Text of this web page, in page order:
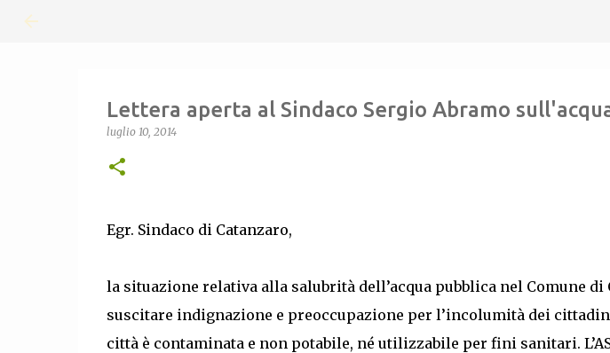
Lettera aperta al Sindaco Sergio Abramo
luglio 10, 2014
Egr. Sindaco di Catanzaro,
la situazione relativa alla salubrità dell’acqua pubblica nel Comune di
suscitare indignazione e preoccupazione per l’incolumità dei
città è contaminata e non potabile, né utilizzabile per fini sanitari.